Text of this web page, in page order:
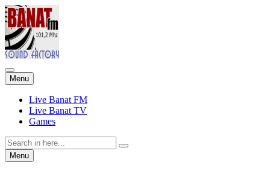
Menu Skip
to
content
Live Banat FM
Live Banat TV
Games
Search
for:Menu Skip
to